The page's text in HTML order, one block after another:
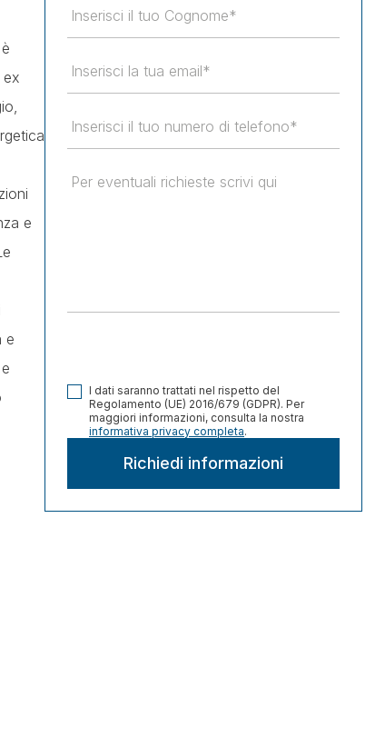
ex
e
e
I dati saranno trattati nel rispetto del
Regolamento (UE) 2016/679 (GDPR). Per
maggiori informazioni, consulta la nostra
informativa privacy completa.